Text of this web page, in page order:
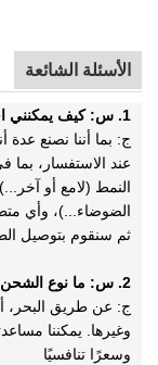
الأسئلة الشائعة
1. س: كيف يمكنني اختيار طراز الحزام الناقل
ج: بما أننا نصنع عدة
النمط (لامع أو
الضوضاء...)، وأي
ثم سنقوم بتوصيل
2. س: ما نوع الشحن الذي تستخدمونه
ج: عن طريق البحر،
وغيرها. يمكننا
وسعرًا تنافسيًا